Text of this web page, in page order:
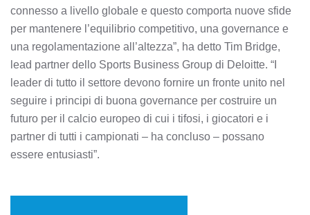
connesso a livello globale e questo comporta nuove sfide
per mantenere l’equilibrio competitivo, una governance e
una regolamentazione all’altezza”, ha detto Tim Bridge,
lead partner dello Sports Business Group di Deloitte. “I
leader di tutto il settore devono fornire un fronte unito nel
seguire i principi di buona governance per costruire un
futuro per il calcio europeo di cui i tifosi, i giocatori e i
partner di tutti i campionati – ha concluso – possano
essere entusiasti”.